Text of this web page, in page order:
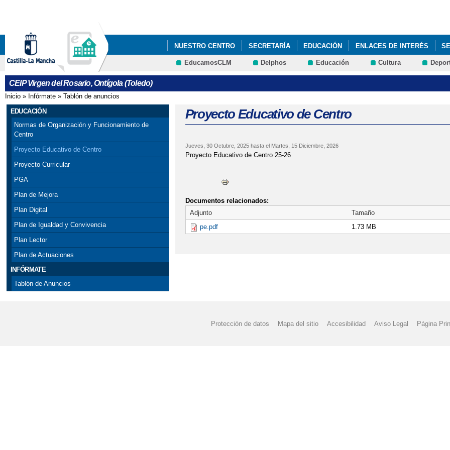
NUESTRO CENTRO SECRETARÍA EDUCACIÓN ENLACES DE INTERÉS
CARTEL JORNADA PUERTAS ABIERTAS GALERÍA DE FOTOS PROCLAMACIÓN
EducamosCLM Delphos Educación Cultura
CEIP Virgen del Rosario, Ontígola (Toledo)
Se encuentra usted aquí
Inicio » Infórmate » Tablón de anuncios
EDUCACIÓN
Normas de Organización y Funcionamiento de
Centro
Proyecto Educativo de Centro
Proyecto Curricular
PGA
Plan de Mejora
Plan Digital
Plan de Igualdad y Convivencia
Plan Lector
Plan de Actuaciones
INFÓRMATE
Tablón de Anuncios
Proyecto Educativo de Centro
Jueves, 30 Octubre, 2025hasta el Martes, 15 Diciembre, 2026
Proyecto Educativo de Centro 25-26
Documentos relacionados:
Adjunto
Tamaño
pe.pdf
1.73 MB
Protección de datos Mapa del sitio Accesibilidad Aviso Legal Página